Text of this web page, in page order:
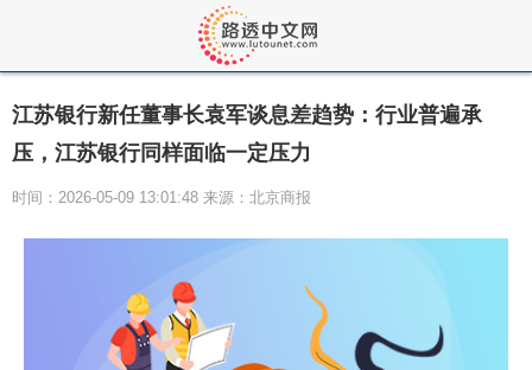
江苏银行新任董事长袁军谈息差趋势：行业普遍承
压，江苏银行同样面临一定压力
时间：2026-05-09 13:01:48 来源：北京商报